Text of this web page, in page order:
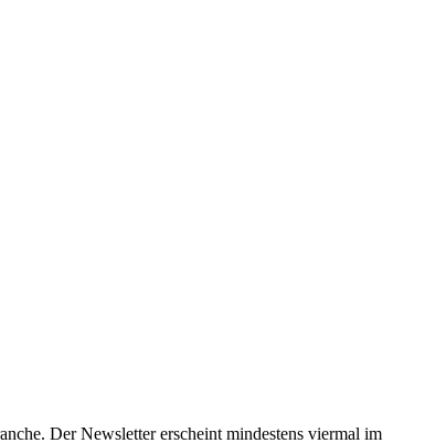
Der Newsletter erscheint mindestens viermal im